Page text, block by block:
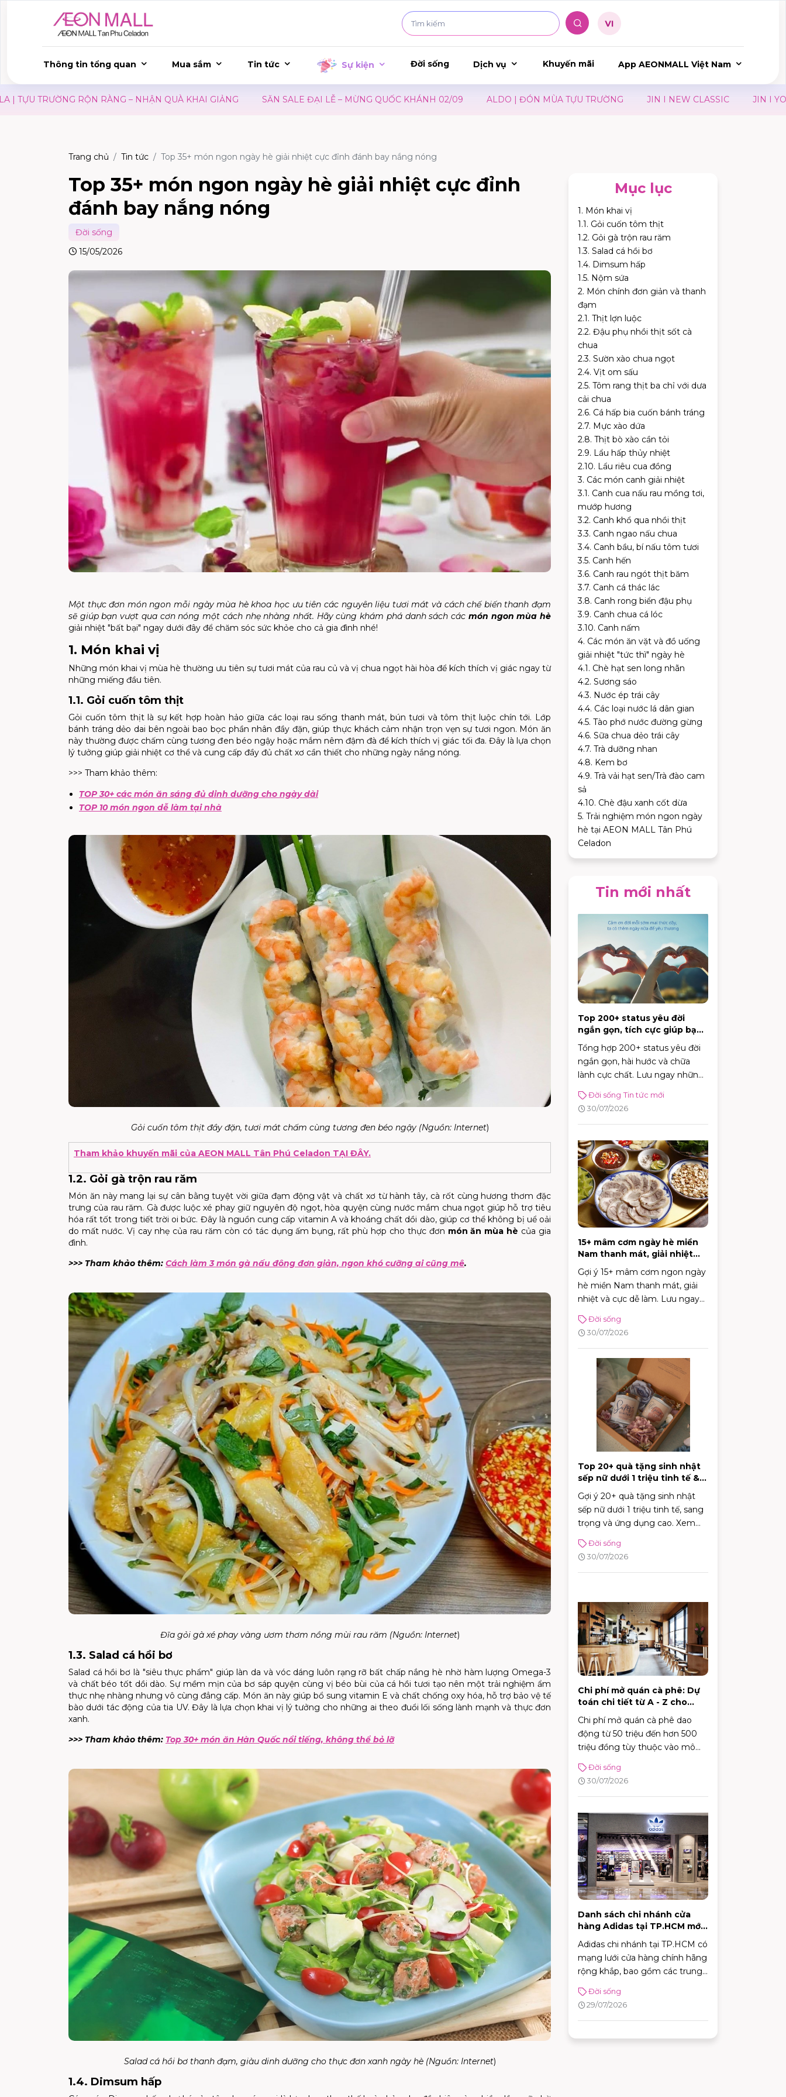
Thông tin tổng quan Mua sắm Tin tức Sự kiện Đời sống Dịch vụ Khuyến mãi App AEONMALL Việt Nam
RỘN RÀNG – NHẬN QUÀ KHAI GIẢNG SĂN SALE ĐẠI LỄ – MỪNG QUỐC KHÁNH 02/09 ALDO | ĐÓN MÙA TỰU TRƯỜNG JIN I NEW CLASSIC JIN I YOU CAN BE
Trang chủ Tin tức Top 35+ món ngon ngày hè giải nhiệt cực đỉnh đánh bay nắng nóng
Top 35+ món ngon ngày hè giải nhiệt cực đỉnh
đánh bay nắng nóng
Đời sống
15/05/2026
Một thực đơn món ngon mỗi ngày mùa hèkhoa học ưu tiên các nguyên liệu tươi mát và cách chế biến thanh đạm
sẽ giúp bạn vượt qua cơn nóng một cách nhẹ nhàng nhất. Hãy cùng khám phá danh sách các món ngon mùa hè
giải nhiệt "bất bại" ngay dưới đây để chăm sóc sức khỏe cho cả gia đình nhé!
1. Món khai vị
Những món khai vị mùa hè thường ưu tiên sự tươi mát của rau củ và vị chua ngọt hài hòa để kích thích vị giác ngay từ
những miếng đầu tiên.
1.1. Gỏi cuốn tôm thịt
Gỏi cuốn tôm thịt là sự kết hợp hoàn hảo giữa các loại rau sống thanh mát, bún tươi và tôm thịt luộc chín tới. Lớp
bánh tráng dẻo dai bên ngoài bao bọc phần nhân đầy đặn, giúp thực khách cảm nhận trọn vẹn sự tươi ngon. Món ăn
này thường được chấm cùng tương đen béo ngậy hoặc mắm nêm đậm đà để kích thích vị giác tối đa. Đây là lựa chọn
lý tưởng giúp giải nhiệt cơ thể và cung cấp đầy đủ chất xơ cần thiết cho những ngày nắng nóng.
>>> Tham khảo thêm:
TOP 30+ các món ăn sáng đủ dinh dưỡng cho ngày dài
TOP 10 món ngon dễ làm tại nhà
Gỏi cuốn tôm thịt đầy đặn, tươi mát chấm cùng tương đen béo ngậy (Nguồn: Internet)
Tham khảo khuyến mãi của AEON MALL Tân Phú Celadon TẠI ĐÂY.
1.2. Gỏi gà trộn rau răm
Món ăn này mang lại sự cân bằng tuyệt vời giữa đạm động vật và chất xơ từ hành tây, cà rốt cùng hương thơm đặc
trưng của rau răm. Gà được luộc xé phay giữ nguyên độ ngọt, hòa quyện cùng nước mắm chua ngọt giúp hỗ trợ tiêu
hóa rất tốt trong tiết trời oi bức. Đây là nguồn cung cấp vitamin A và khoáng chất dồi dào, giúp cơ thể không bị uể oải
do mất nước. Vị cay nhẹ của rau răm còn có tác dụng ấm bụng, rất phù hợp cho thực đơn món ăn mùa hè của gia
đình.
>>> Tham khảo thêm: Cách làm 3 món gà nấu đông đơn giản, ngon khó cưỡng ai cũng mê.
Đĩa gỏi gà xé phay vàng ươm thơm nồng mùi rau răm (Nguồn: Internet)
1.3. Salad cá hồi bơ
Salad cá hồi bơ là "siêu thực phẩm" giúp làn da và vóc dáng luôn rạng rỡ bất chấp nắng hè nhờ hàm lượng Omega-3
và chất béo tốt dồi dào. Sự mềm mịn của bơ sáp quyện cùng vị béo bùi của cá hồi tươi tạo nên một trải nghiệm ẩm
thực nhẹ nhàng nhưng vô cùng đẳng cấp. Món ăn này giúp bổ sung vitamin E và chất chống oxy hóa, hỗ trợ bảo vệ tế
bào dưới tác động của tia UV. Đây là lựa chọn khai vị lý tưởng cho những ai theo đuổi lối sống lành mạnh và thực đơn
xanh.
>>> Tham khảo thêm: Top 30+ món ăn Hàn Quốc nổi tiếng, không thể bỏ lỡ
Salad cá hồi bơ thanh đạm, giàu dinh dưỡng cho thực đơn xanh ngày hè (Nguồn: Internet)
1.4. Dimsum hấp
Mục lục
1. Món khai vị
1.1. Gỏi cuốn tôm thịt
1.2. Gỏi gà trộn rau răm
1.3. Salad cá hồi bơ
1.4. Dimsum hấp
1.5. Nộm sứa
2. Món chính đơn giản và thanh
đạm
2.1. Thịt lợn luộc
2.2. Đậu phụ nhồi thịt sốt cà
chua
2.3. Sườn xào chua ngọt
2.4. Vịt om sấu
2.5. Tôm rang thịt ba chỉ với dưa
cải chua
2.6. Cá hấp bia cuốn bánh tráng
2.7. Mực xào dứa
2.8. Thịt bò xào cần tỏi
2.9. Lẩu hấp thủy nhiệt
2.10. Lẩu riêu cua đồng
3. Các món canh giải nhiệt
3.1. Canh cua nấu rau mồng tơi,
mướp hương
3.2. Canh khổ qua nhồi thịt
3.3. Canh ngao nấu chua
3.4. Canh bầu, bí nấu tôm tươi
3.5. Canh hến
3.6. Canh rau ngót thịt băm
3.7. Canh cá thác lác
3.8. Canh rong biển đậu phụ
3.9. Canh chua cá lóc
3.10. Canh nấm
4. Các món ăn vặt và đồ uống
giải nhiệt "tức thì" ngày hè
4.1. Chè hạt sen long nhãn
4.2. Sương sáo
4.3. Nước ép trái cây
4.4. Các loại nước lá dân gian
4.5. Tào phớ nước đường gừng
4.6. Sữa chua dẻo trái cây
4.7. Trà dưỡng nhan
4.8. Kem bơ
4.9. Trà vải hạt sen/Trà đào cam
sả
4.10. Chè đậu xanh cốt dừa
5. Trải nghiệm món ngon ngày
hè tại AEON MALL Tân Phú
Celadon
Tin mới nhất
Top 200+ status yêu đời
ngắn gọn, tích cực giúp bạn
vui vẻ mỗi ngày
Tổng hợp 200+ status yêu đời
ngắn gọn, hài hước và chữa
lành cực chất. Lưu ngay những
và tràn đầy năng lượng mỗi
ngày!
Đời sống Tin tức mới
30/07/2026
15+ mâm cơm ngày hè miền
Nam thanh mát, giải nhiệt
Gợi ý 15+ mâm cơm ngon ngày
hè miền Nam thanh mát, giải
nhiệt và cực dễ làm. Lưu ngay
cơm gia đình luôn đậm đà, tròn
vị!
Đời sống
30/07/2026
Top 20+ quà tặng sinh nhật
sếp nữ dưới 1 triệu tinh tế &
Gợi ý 20+ quà tặng sinh nhật
sếp nữ dưới 1 triệu tinh tế, sang
trọng và ứng dụng cao. Xem
tuyệt đối với sếp!
Đời sống
30/07/2026
Chi phí mở quán cà phê: Dự
toán chi tiết từ A - Z cho
Chi phí mở quán cà phê dao
động từ 50 triệu đến hơn 500
triệu đồng tùy thuộc vào mô
tiện lợi đến những không gian
sân vườn quy mô.
Đời sống
30/07/2026
Danh sách chi nhánh cửa
hàng Adidas tại TP.HCM mới
Adidas chi nhánh tại TP.HCM có
mạng lưới cửa hàng chính hãng
rộng khắp, bao gồm các trung
cửa hàng chuyên dòng thời
trang đường phố, đồ thể thao
sự đa dạng về mô hình và vị trí
Đời sống
29/07/2026